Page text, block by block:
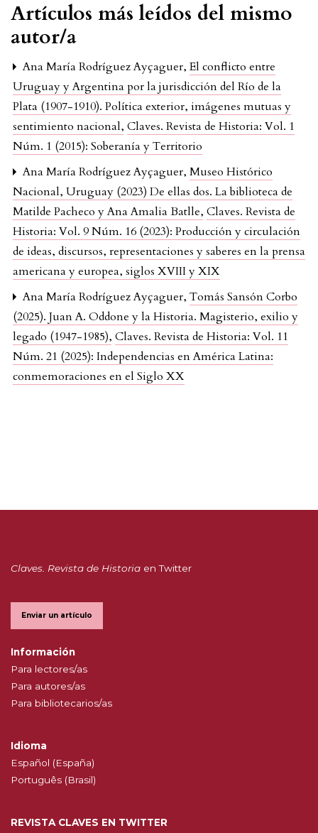
Artículos más leídos del mismo
autor/a
Ana María Rodríguez Ayçaguer,El conflicto entre
Uruguay y Argentina por la jurisdicción del Río de la
Plata (1907-1910). Política exterior, imágenes mutuas y
sentimiento nacional, Claves. Revista de Historia: Vol. 1
Núm. 1 (2015): Soberanía y Territorio
Ana María Rodríguez Ayçaguer, Museo Histórico
Nacional, Uruguay (2023) De ellas dos. La biblioteca de
Matilde Pacheco y Ana Amalia Batlle, Claves. Revista de
Historia: Vol. 9 Núm. 16 (2023): Producción y circulación
de ideas, discursos, representaciones y saberes en la prensa
americana y europea, siglos XVIII y XIX
Ana María Rodríguez Ayçaguer, Tomás Sansón Corbo
(2025). Juan A. Oddone y la Historia. Magisterio, exilio y
legado (1947-1985), Claves. Revista de Historia: Vol. 11
Núm. 21 (2025): Independencias en América Latina:
conmemoraciones en el Siglo XX
Claves. Revista de Historia en Twitter
Enviar un artículo
Información
Para lectores/as
Para autores/as
Para bibliotecarios/as
Idioma
Español (España)
Português (Brasil)
REVISTA CLAVES EN TWITTER